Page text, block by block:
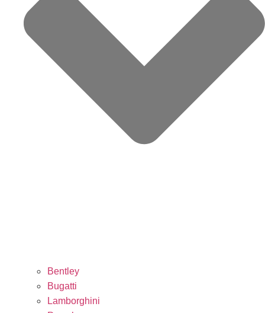
Bentley
Bugatti
Lamborghini